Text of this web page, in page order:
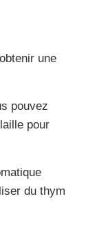
une
pouvez
pour
du thym